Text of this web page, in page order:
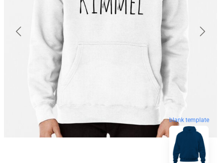
blank template